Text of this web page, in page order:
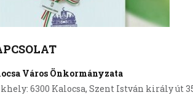
Város Önkormányzata
6300 Kalocsa, Szent István király út